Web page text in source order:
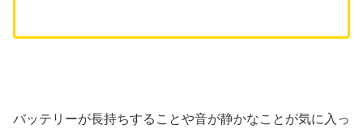
バッテリーが長持ちすることや音が静かなことが気に入っ